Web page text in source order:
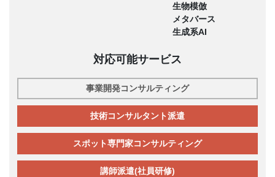
生物模倣
メタバース
生成系AI
対応可能サービス
事業開発コンサルティング
技術コンサルタント派遣
スポット専門家コンサルティング
講師派遣(社員研修)